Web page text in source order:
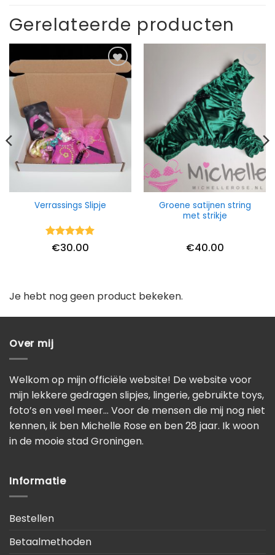
Gerelateerde producten
Verrassings Slipje
Waardering
uit 5
€30.00
Groene satijnen string
met strikje
€40.00
Je hebt nog geen product bekeken.
Over mij
Welkom op mijn officiële website! De website voor
mijn lekkere gedragen slipjes, lingerie, gebruikte toys,
foto’s en veel meer… Voor de mensen die mij nog niet
kennen, ik ben Michelle Rose en ben 28 jaar. Ik woon
in de mooie stad Groningen.
Informatie
Bestellen
Betaalmethoden